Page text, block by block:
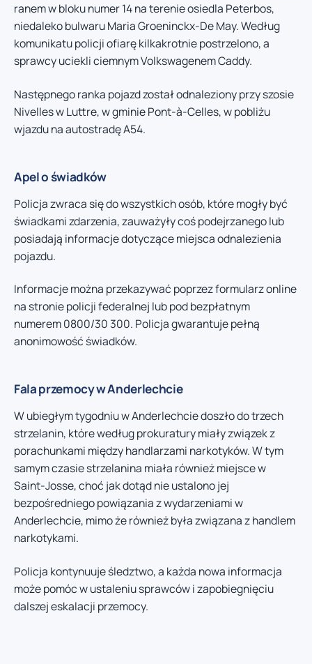
ranem w bloku numer 14 na terenie osiedla Peterbos,
niedaleko bulwaru Maria Groeninckx-De May. Według
komunikatu policji ofiarę kilkakrotnie postrzelono, a
sprawcy uciekli ciemnym Volkswagenem Caddy.
Następnego ranka pojazd został odnaleziony przy szosie
Nivelles w Luttre, w gminie Pont-à-Celles, w pobliżu
wjazdu na autostradę A54.
Apel o świadków
Policja zwraca się do wszystkich osób, które mogły być
świadkami zdarzenia, zauważyły coś podejrzanego lub
posiadają informacje dotyczące miejsca odnalezienia
pojazdu.
Informacje można przekazywać poprzez formularz online
na stronie policji federalnej lub pod bezpłatnym
numerem 0800/30 300. Policja gwarantuje pełną
anonimowość świadków.
Fala przemocy w Anderlechcie
W ubiegłym tygodniu w Anderlechcie doszło do trzech
strzelanin, które według prokuratury miały związek z
porachunkami między handlarzami narkotyków. W tym
samym czasie strzelanina miała również miejsce w
Saint-Josse, choć jak dotąd nie ustalono jej
bezpośredniego powiązania z wydarzeniami w
Anderlechcie, mimo że również była związana z handlem
narkotykami.
Policja kontynuuje śledztwo, a każda nowa informacja
może pomóc w ustaleniu sprawców i zapobiegnięciu
dalszej eskalacji przemocy.